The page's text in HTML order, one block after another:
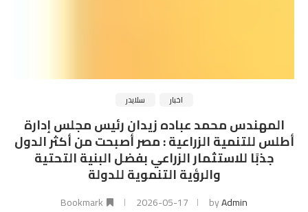
اخبار سلايدر
المهندس محمد عباده زيدان رئيس مجلس إدارة
أطلس للتنمية الزراعية : مصر أصبحت من أكثر الدول
جذبًا للاستثمار الزراعي بفضل البنية التحتية
والرؤية التنموية للدولة
byAdmin
2026-05-17
Bookmark